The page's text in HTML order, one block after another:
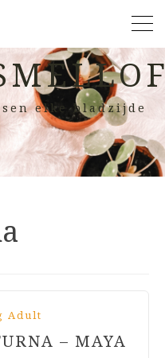
elke bladzijde
Adult
– MAYA